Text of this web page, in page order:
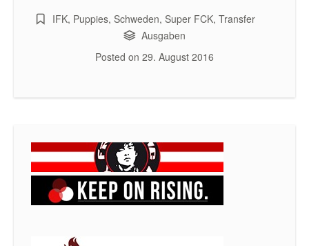
IFK, Puppies,Schweden,Super FCK,Transfer
Ausgaben
Posted on 29. August 2016